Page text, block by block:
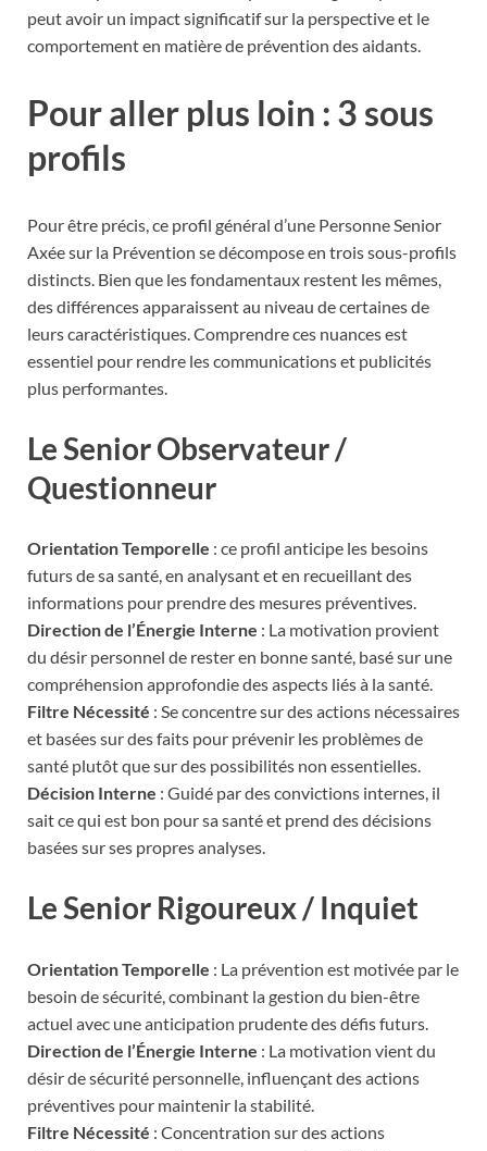
peut avoir un impact significatif sur la perspective et le
comportement en matière de prévention des aidants.
Pour aller plus loin : 3 sous
profils
Pour être précis, ce profil général d’une Personne Senior
Axée sur la Prévention se décompose en trois sous-profils
distincts. Bien que les fondamentaux restent les mêmes,
des différences apparaissent au niveau de certaines de
leurs caractéristiques. Comprendre ces nuances est
essentiel pour rendre les communications et publicités
plus performantes.
Le Senior Observateur /
Questionneur
Orientation Temporelle : ce profil anticipe les besoins
futurs de sa santé, en analysant et en recueillant des
informations pour prendre des mesures préventives.
Direction de l’Énergie Interne : La motivation provient
du désir personnel de rester en bonne santé, basé sur une
compréhension approfondie des aspects liés à la santé.
Filtre Nécessité : Se concentre sur des actions nécessaires
et basées sur des faits pour prévenir les problèmes de
santé plutôt que sur des possibilités non essentielles.
Décision Interne : Guidé par des convictions internes, il
sait ce qui est bon pour sa santé et prend des décisions
basées sur ses propres analyses.
Le Senior Rigoureux / Inquiet
Orientation Temporelle : La prévention est motivée par le
besoin de sécurité, combinant la gestion du bien-être
actuel avec une anticipation prudente des défis futurs.
Direction de l’Énergie Interne : La motivation vient du
désir de sécurité personnelle, influençant des actions
préventives pour maintenir la stabilité.
Filtre Nécessité : Concentration sur des actions